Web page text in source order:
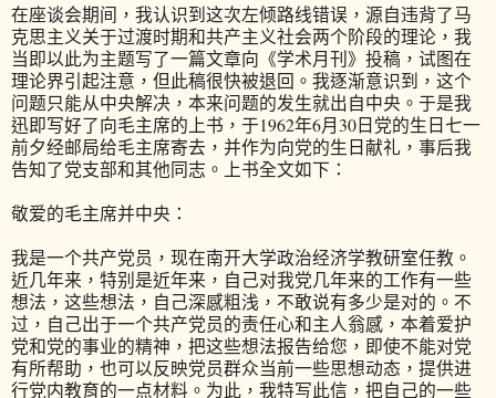
在座谈会期间，我认识到这次左倾路线错误，源自违背了马
克思主义关于过渡时期和共产主义社会两个阶段的理论，我
当即以此为主题写了一篇文章向《学术月刊》投稿，试图在
理论界引起注意，但此稿很快被退回。我逐渐意识到，这个
问题只能从中央解决，本来问题的发生就出自中央。于是我
迅即写好了向毛主席的上书，于1962年6月30日党的生日七一
前夕经邮局给毛主席寄去，并作为向党的生日献礼，事后我
告知了党支部和其他同志。上书全文如下：
敬爱的毛主席并中央：
我是一个共产党员，现在南开大学政治经济学教研室任教。
近几年来，特别是近年来，自己对我党几年来的工作有一些
想法，这些想法，自己深感粗浅，不敢说有多少是对的。不
过，自己出于一个共产党员的责任心和主人翁感，本着爱护
党和党的事业的精神，把这些想法报告给您，即使不能对党
有所帮助，也可以反映党员群众当前一些思想动态，提供进
行党内教育的一点材料。为此，我特写此信，把自己的一些